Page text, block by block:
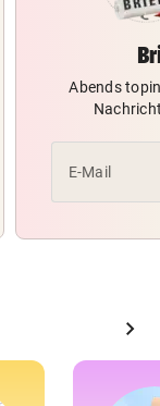
Abends
E-Mail
chevron_right